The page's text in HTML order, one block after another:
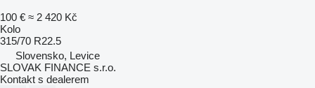
100 € ≈ 2 420 Kč
Kolo
315/70 R22.5
Slovensko, Levice
SLOVAK FINANCE s.r.o.
Kontakt s dealerem